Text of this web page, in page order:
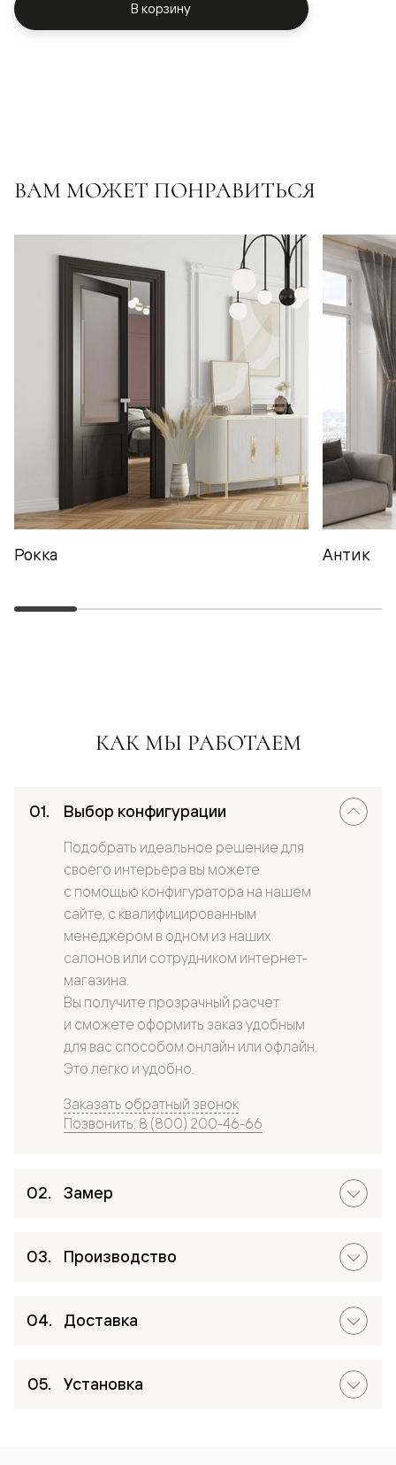
В корзину
ВАМ МОЖЕТ ПОНРАВИТЬСЯ
Рокка Антик
КАК МЫ РАБОТАЕМ
Выбор конфигурации
Подобрать идеальное решение для
своего интерьера вы можете
с помощью конфигуратора на нашем
сайте, с квалифицированным
менеджером в одном из наших
салонов или сотрудником интернет-
магазина.
Вы получите прозрачный расчет
и сможете оформить заказ удобным
для вас способом онлайн или офлайн.
Это легко и удобно.
Заказать обратный звонок
Позвонить: 8 (800) 200-46-66
Замер
Производство
Доставка
Установка